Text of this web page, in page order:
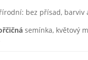
bez přísad, barviv
semínka, květový